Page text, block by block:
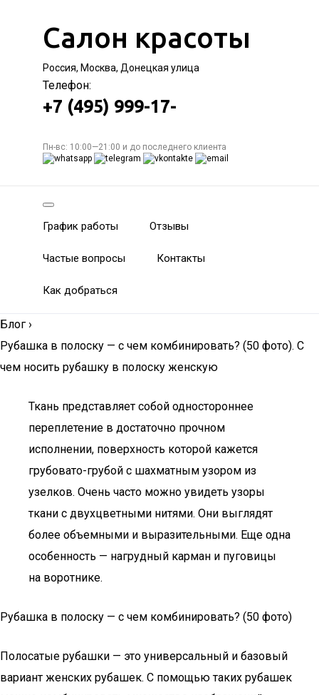
Салон красоты
Россия, Москва, Донецкая улица
Телефон:
+7 (495) 999-17-
Пн-вс: 10:00—21:00 и до последнего клиента
График работы Отзывы
Частые вопросы Контакты
Как добраться
Блог ›
Рубашка в полоску — с чем комбинировать? (50 фото). С
чем носить рубашку в полоску женскую
Ткань представляет собой одностороннее
переплетение в достаточно прочном
исполнении, поверхность которой кажется
грубовато-грубой с шахматным узором из
узелков. Очень часто можно увидеть узоры
ткани с двухцветными нитями. Они выглядят
более объемными и выразительными. Еще одна
особенность — нагрудный карман и пуговицы
на воротнике.
Рубашка в полоску — с чем комбинировать? (50 фото)
Полосатые рубашки — это универсальный и базовый
вариант женских рубашек. С помощью таких рубашек